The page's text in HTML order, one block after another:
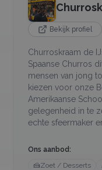
Bekijk profiel
Churroskraam de
Spaanse Churros
mensen van jong
kiezen voor onze
Amerikaanse
gelegenheid in te
echte sfeermaker
Ons aanbod:
🍰Zoet / Desserts